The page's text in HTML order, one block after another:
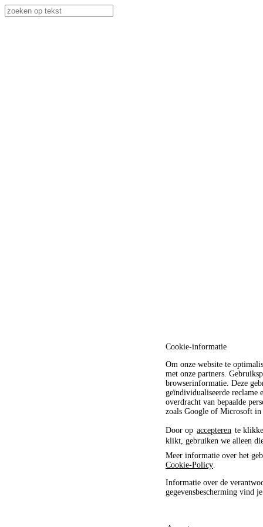
Cookie-informatie
Om onze website te
met onze partners.
browserinformatie. Deze
geïndividualiseerde
overdracht van bepaalde
zoals Google of Microsoft in
Door op accepteren te
klikt, gebruiken we alleen
Meer informatie over het
Cookie-Policy
Informatie over de
gegevensbescherming vind